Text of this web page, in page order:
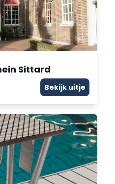
Sittard
Bekijk uitje